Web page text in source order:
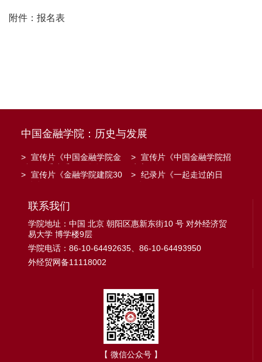
附件：报名表
中国金融学院：历史与发展
> 宣传片《中国金融学院金
> 宣传片《中国金融学院招
> 宣传片《金融学院建院30
> 纪录片《一起走过的日
联系我们
学院地址：中国 北京 朝阳区惠新东街10 号 对外经济贸
易大学 博学楼9层
学院电话：86-10-64492635、86-10-64493950
外经贸网备11118002
【 微信公众号 】